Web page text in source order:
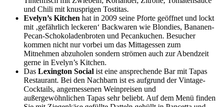
und Chili mit knusprigen Tostitas.
Evelyn’s Kitchen hat in 2009 seine Pforte geöffnet und lockt
mit ‚gefährlich leckeren‘ Backwaren wie Blondies, Bananen-
Pecan-Schokoladenbroten und Pecankuchen. Besucher
kommen nicht nur vorbei um das Mittagessen zum
Mitnehmen abzuholen sondern strömen auch zur Abendzeit
gerne in Evelyn’s Kitchen.
Das Lexington Social ist eine ansprechende Bar mit Tapas
Restaurant. Bei den Nachbarn ist es aufgrund der Vintage-
Cocktails, angemessenen Weinpreisen und
außergewöhnlichen Tapas sehr beliebt. Auf dem Menü finden